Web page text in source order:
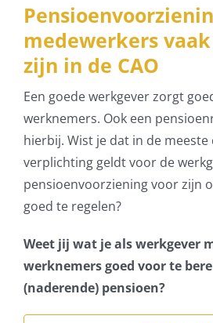
medewerkers
zijn in de CAO
Een goede werkgever zorgt
werknemers. Ook een
hierbij. Wist je dat in de meeste
verplichting geldt voor de
pensioenvoorziening voor zijn
goed te regelen?
Weet jij wat je als werkgever
werknemers goed voor te
(naderende) pensioen?